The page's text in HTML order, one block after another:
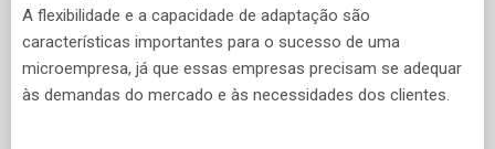
A flexibilidade e a capacidade de adaptação são
características importantes para o sucesso de uma
microempresa, já que essas empresas precisam se adequar
às demandas do mercado e às necessidades dos clientes.